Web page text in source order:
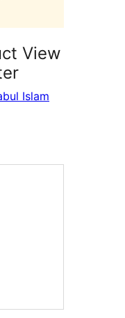
View
Islam